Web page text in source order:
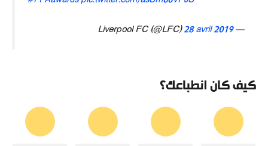
— Liverpool FC (@LFC)
28 avril 2019
كيف كان انطباعك؟